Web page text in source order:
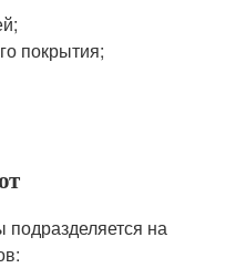
покрытия;
подразделяется на